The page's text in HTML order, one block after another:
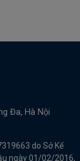
Đa, Hà Nội
do Sở Kế
ngày 01/02/2016,